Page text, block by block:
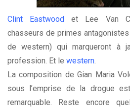
Clint Eastwood
et Lee Van
chasseurs de primes
de western) qui marqueront à
profession. Et le western.
La composition de Gian Maria
sous l’emprise de la drogue
remarquable. Reste encore